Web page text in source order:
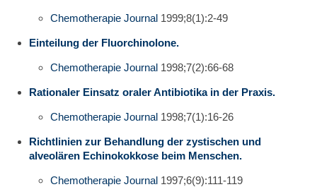
Chemotherapie Journal 1999;8(1):2-49
Einteilung der Fluorchinolone.
Chemotherapie Journal 1998;7(2):66-68
Rationaler Einsatz oraler Antibiotika in der Praxis.
Chemotherapie Journal 1998;7(1):16-26
Richtlinien zur Behandlung der zystischen und
alveolären Echinokokkose beim Menschen.
Chemotherapie Journal 1997;6(9):111-119